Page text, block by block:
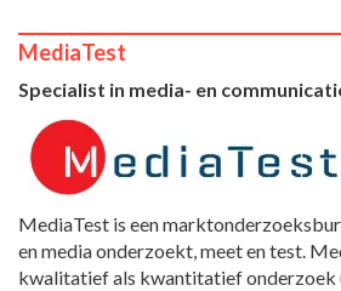
MediaTest
Specialist in media- en
MediaTest is een
en media onderzoekt, meet en test.
kwalitatief als kwantitatief onderzoek